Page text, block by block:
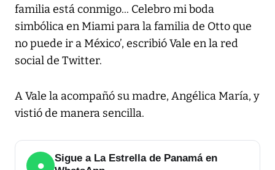
familia está conmigo... Celebro mi boda
simbólica en Miami para la familia de Otto que
no puede ir a México’, escribió Vale en la red
social de Twitter.
A Vale la acompañó su madre, Angélica María, y
vistió de manera sencilla.
●
Sigue a La Estrella de Panamá en